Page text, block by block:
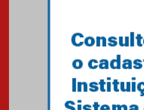
Como o
Brasília
mesmo